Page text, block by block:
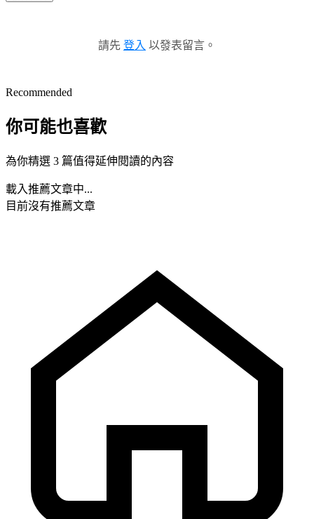
請先 登入 以發表留言。
Recommended
你可能也喜歡
為你精選 3 篇值得延伸閱讀的內容
載入推薦文章中...
目前沒有推薦文章